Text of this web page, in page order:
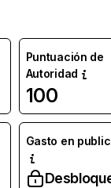
Puntuación de
Autoridad
100
Gasto en